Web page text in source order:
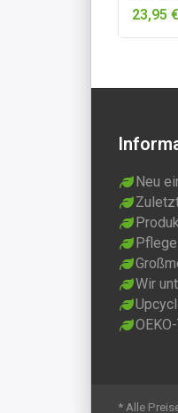
Liter
23,95 €
Neu
Wir
* Alle